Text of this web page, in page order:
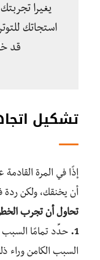
يغيرا
استجاتك
قد
تشكيل
إذًا في المرة
أن يخنقك، ولكن ردة
تحاول أن تجرب
1. حدِّد تمامًا
السبب الكامن وراء